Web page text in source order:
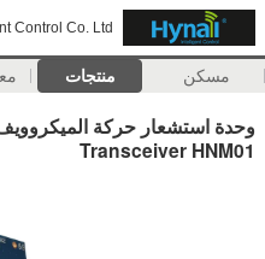
Control Co. Ltd
مسكن منتجات
Transceiver HNM01